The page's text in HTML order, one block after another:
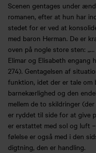
Scenen gentages under
romanen, efter at hun har
stedet for er ved at
med baron Herman. De er
oven på nogle store sten:
Elimar og Elisabeth engang
274). Gentagelsen af
funktion, idet der er tale
barnekærlighed og den
mellem de to skildringer
er ryddet til side for at give
er erstattet med sol og luft
følelse er også med i den
digtning, den er handling.